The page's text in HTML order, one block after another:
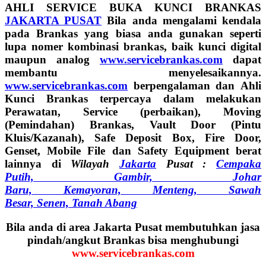
AHLI SERVICE BUKA KUNCI BRANKAS
JAKARTA PUSAT Bila anda mengalami kendala
pada Brankas yang biasa anda gunakan seperti
lupa nomer kombinasi brankas, baik kunci digital
maupun analog www.servicebrankas.com dapat
membantu menyelesaikannya.
www.servicebrankas.com berpengalaman dan Ahli
Kunci Brankas terpercaya dalam melakukan
Perawatan, Service (perbaikan), Moving
(Pemindahan) Brankas, Vault Door (Pintu
Kluis/Kazanah), Safe Deposit Box, Fire Door,
Genset, Mobile File dan Safety Equipment berat
lainnya di WilayahJakarta Pusat :Cempaka
Putih, Gambir, Johar
Baru, Kemayoran, Menteng, Sawah
Besar, Senen, Tanah Abang
Bila anda di area Jakarta Pusat membutuhkan jasa
pindah/angkut Brankas bisa menghubungi
www.servicebrankas.com